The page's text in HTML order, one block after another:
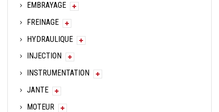
EMBRAYAGE
FREINAGE
HYDRAULIQUE
INJECTION
INSTRUMENTATION
JANTE
MOTEUR